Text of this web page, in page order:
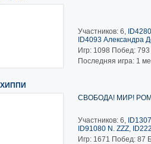
Участников: 6,
ID4093 Александра
Игр: 1098 Побед: 793
Последняя игра: 1
ХИППИ
СВОБОДА! МИР!
Участников: 6,
ID91080 N. ZZZ,
Игр: 1671 Побед: 87